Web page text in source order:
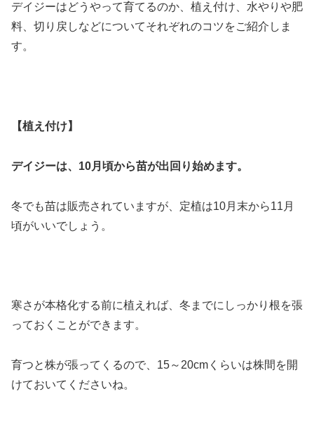
デイジーはどうやって育てるのか、植え付け、水やりや肥
料、切り戻しなどについてそれぞれのコツをご紹介しま
す。
【植え付け】
デイジーは、10月頃から苗が出回り始めます。
冬でも苗は販売されていますが、定植は10月末から11月
頃がいいでしょう。
寒さが本格化する前に植えれば、冬までにしっかり根を張
っておくことができます。
育つと株が張ってくるので、15～20cmくらいは株間を開
けておいてくださいね。